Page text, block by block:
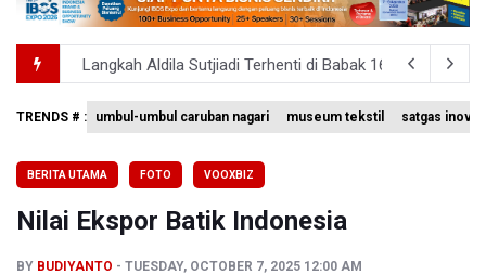
Langkah Aldila Sutjiadi Terhenti di Babak 16 besar WTA
TNBTS Catat Area Terdampak Kebakaran Hutan dan
Menhut Ajak Masyarakat Cegah Kebakaran Hutan dan
Gubernur Koster Beri Ruang Mengenalkan Arak Bali
TRENDS # : umbul-umbul caruban nagari museum tekstil satgas
BERITA UTAMA FOTO VOOXBIZ
Nilai Ekspor Batik Indonesia
BY BUDIYANTO TUESDAY, OCTOBER 7, 2025 12:00 AM